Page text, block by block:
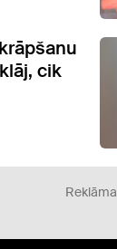
cik
Reklāma